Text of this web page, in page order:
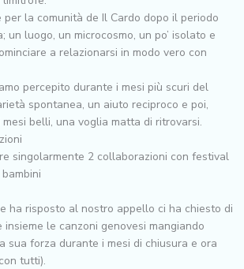
la comunità de Il Cardo dopo il periodo
un luogo, un microcosmo, un po’ isolato e
a relazionarsi in modo vero con
percepito durante i mesi più scuri del
spontanea, un aiuto reciproco e poi,
belli, una voglia matta di ritrovarsi.
singolarmente 2 collaborazioni con festival
ha risposto al nostro appello ci ha chiesto di
le canzoni genovesi mangiando
sua forza durante i mesi di chiusura e ora
tutti).